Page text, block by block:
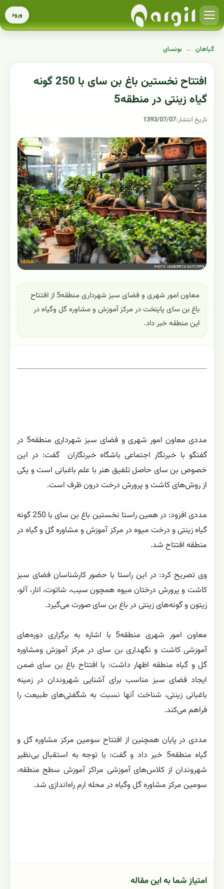
ورود
گیاهان ← بونسای
افتتاح نخستین باغ بن سای با 250 گونه
گیاه زینتی در منطقه5
تاریخ انتشار:1393/07/07
معاون امور شهری و فضای سبز شهرداری منطقه5 از افتتاح
باغ بن سای پایتخت در مرکز آموزش و مشاوره گل وگیاه در
این منطقه خبر داد.
مددی معاون امور شهری و فضای سبز شهرداری منطقه5 در
گفتگو با خبرنگار اجتماعی باشگاه خبرنگاران گفت: در این
خصوص بن سای حاصل تلفیق هنر با علم باغبانی است و یکی
از روش‌های کاشت و پرورش درخت درون ظرف است.
مددی افزود: در همین راستا نخستین باغ بن سای با 250 گونه
گیاه زینتی و درخت میوه در مرکز آموزش و مشاوره گل و گیاه در
منطقه افتتاح شد.
وی تصریح کرد: در این راستا با حضور کارشناسان فضای سبز
کاشت و پرورش درختان میوه همچون سیب، شاتوت، انار، آلو،
زیتون و گونه‌های زینتی در باغ بن سای صورت می‌گیرد.
معاون امور شهری منطقه5 با اشاره به برگزاری دوره‌های
آموزشی کاشت و نگهداری بن سای در مرکز آموزش ومشاوره
گل و گیاه منطقه اظهار داشت: با افتتاح باغ بن سای ضمن
ایجاد فضای سبز مناسب برای آشنایی شهروندان در زمینه
باغبانی زینتی، شناخت آنها نسبت به شگفتی‌های طبیعت را
فراهم می‌کند.
مددی در پایان همچنین از افتتاح سومین مرکز مشاوره گل و
گیاه منطقه5 خبر داد و گفت: با توجه به استقبال بی‌نظیر
شهروندان از کلاس‌های آموزشی مراکز آموزش سطح منطقه،
سومین مرکز مشاوره گل وگیاه در محله ارم راه‌اندازی شد.
امتیاز شما به این مقاله